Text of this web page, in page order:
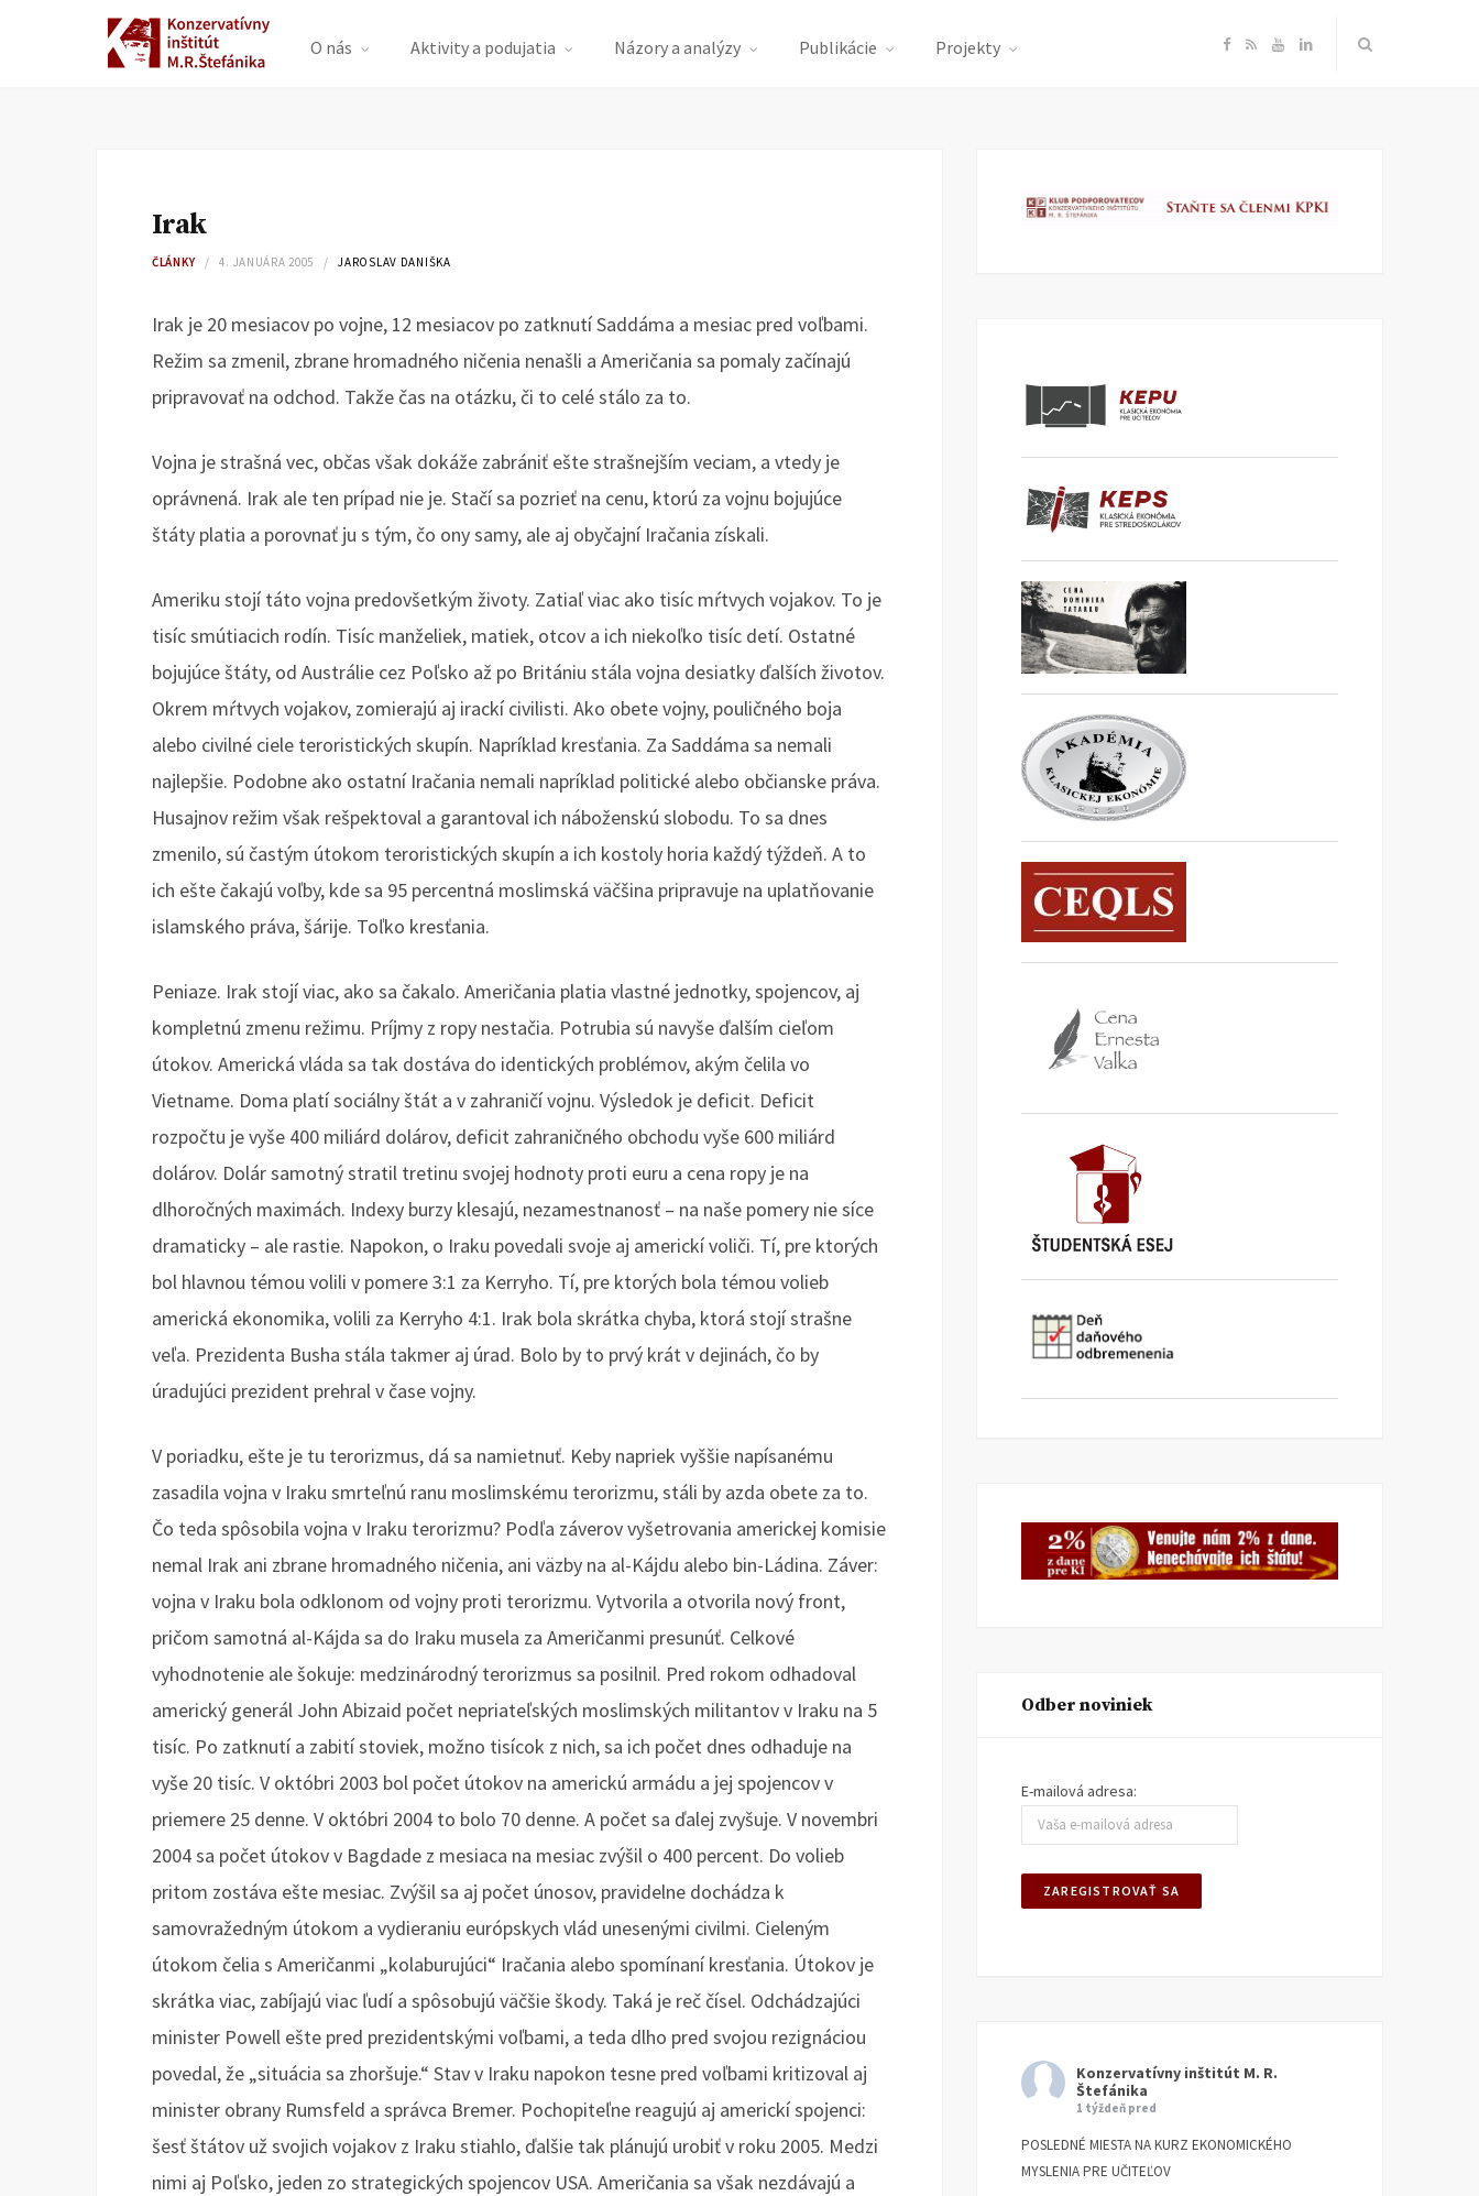
O nás Aktivity a podujatia Názory a analýzy Publikácie Projekty F
e
R Y
T
L
k
Irak
ČLÁNKY 4. JANUÁRA 2005 JAROSLAV DANIŠKA
Irak je 20 mesiacov po vojne, 12 mesiacov po zatknutí Saddáma a mesiac pred voľbami.
Režim sa zmenil, zbrane hromadného ničenia nenašli a Američania sa pomaly začínajú
pripravovať na odchod. Takže čas na otázku, či to celé stálo za to.
Vojna je strašná vec, občas však dokáže zabrániť ešte strašnejším veciam, a vtedy je
oprávnená. Irak ale ten prípad nie je. Stačí sa pozrieť na cenu, ktorú za vojnu bojujúce
štáty platia a porovnať ju s tým, čo ony samy, ale aj obyčajní Iračania získali.
Ameriku stojí táto vojna predovšetkým životy. Zatiaľ viac ako tisíc mŕtvych vojakov. To je
tisíc smútiacich rodín. Tisíc manželiek, matiek, otcov a ich niekoľko tisíc detí. Ostatné
bojujúce štáty, od Austrálie cez Poľsko až po Britániu stála vojna desiatky ďalších životov.
Okrem mŕtvych vojakov, zomierajú aj irackí civilisti. Ako obete vojny, pouličného boja
alebo civilné ciele teroristických skupín. Napríklad kresťania. Za Saddáma sa nemali
najlepšie. Podobne ako ostatní Iračania nemali napríklad politické alebo občianske práva.
Husajnov režim však rešpektoval a garantoval ich náboženskú slobodu. To sa dnes
zmenilo, sú častým útokom teroristických skupín a ich kostoly horia každý týždeň. A to
ich ešte čakajú voľby, kde sa 95 percentná moslimská väčšina pripravuje na uplatňovanie
islamského práva, šárije. Toľko kresťania.
Peniaze. Irak stojí viac, ako sa čakalo. Američania platia vlastné jednotky, spojencov, aj
kompletnú zmenu režimu. Príjmy z ropy nestačia. Potrubia sú navyše ďalším cieľom
útokov. Americká vláda sa tak dostáva do identických problémov, akým čelila vo
Vietname. Doma platí sociálny štát a v zahraničí vojnu. Výsledok je deficit. Deficit
rozpočtu je vyše 400 miliárd dolárov, deficit zahraničného obchodu vyše 600 miliárd
dolárov. Dolár samotný stratil tretinu svojej hodnoty proti euru a cena ropy je na
dlhoročných maximách. Indexy burzy klesajú, nezamestnanosť – na naše pomery nie síce
dramaticky – ale rastie. Napokon, o Iraku povedali svoje aj americkí voliči. Tí, pre ktorých
bol hlavnou témou volili v pomere 3:1 za Kerryho. Tí, pre ktorých bola témou volieb
americká ekonomika, volili za Kerryho 4:1. Irak bola skrátka chyba, ktorá stojí strašne
veľa. Prezidenta Busha stála takmer aj úrad. Bolo by to prvý krát v dejinách, čo by
úradujúci prezident prehral v čase vojny.
V poriadku, ešte je tu terorizmus, dá sa namietnuť. Keby napriek vyššie napísanému
zasadila vojna v Iraku smrteľnú ranu moslimskému terorizmu, stáli by azda obete za to.
Čo teda spôsobila vojna v Iraku terorizmu? Podľa záverov vyšetrovania americkej komisie
nemal Irak ani zbrane hromadného ničenia, ani väzby na al-Kájdu alebo bin-Ládina. Záver:
vojna v Iraku bola odklonom od vojny proti terorizmu. Vytvorila a otvorila nový front,
pričom samotná al-Kájda sa do Iraku musela za Američanmi presunúť. Celkové
vyhodnotenie ale šokuje: medzinárodný terorizmus sa posilnil. Pred rokom odhadoval
americký generál John Abizaid počet nepriateľských moslimských militantov v Iraku na 5
tisíc. Po zatknutí a zabití stoviek, možno tisícok z nich, sa ich počet dnes odhaduje na
vyše 20 tisíc. V októbri 2003 bol počet útokov na americkú armádu a jej spojencov v
priemere 25 denne. V októbri 2004 to bolo 70 denne. A počet sa ďalej zvyšuje. V novembri
2004 sa počet útokov v Bagdade z mesiaca na mesiac zvýšil o 400 percent. Do volieb
pritom zostáva ešte mesiac. Zvýšil sa aj počet únosov, pravidelne dochádza k
samovražedným útokom a vydieraniu európskych vlád unesenými civilmi. Cieleným
útokom čelia s Američanmi „kolaburujúci“ Iračania alebo spomínaní kresťania. Útokov je
skrátka viac, zabíjajú viac ľudí a spôsobujú väčšie škody. Taká je reč čísel. Odchádzajúci
minister Powell ešte pred prezidentskými voľbami, a teda dlho pred svojou rezignáciou
povedal, že „situácia sa zhoršuje.“ Stav v Iraku napokon tesne pred voľbami kritizoval aj
minister obrany Rumsfeld a správca Bremer. Pochopiteľne reagujú aj americkí spojenci:
šesť štátov už svojich vojakov z Iraku stiahlo, ďalšie tak plánujú urobiť v roku 2005. Medzi
nimi aj Poľsko, jeden zo strategických spojencov USA. Američania sa však nezdávajú a
Odber noviniek
E-mailová adresa:
Konzervatívny inštitút M. R.
Štefánika
1 týždeň pred
POSLEDNÉ MIESTA NA KURZ EKONOMICKÉHO
MYSLENIA PRE UČITEĽOV